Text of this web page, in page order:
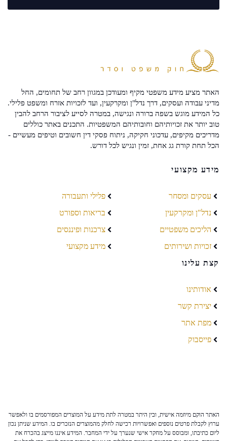
האתר מציע מידע משפטי מקיף ומעודכן במגוון רחב של תחומים, החל
מדיני עבודה ועסקים, דרך נדל"ן ומקרקעין, ועד לזכויות אזרח ומשפט פלילי.
כל המידע מוגש בשפה ברורה ונגישה, במטרה לסייע לציבור הרחב להבין
טוב יותר את זכויותיהם וחובותיהם המשפטיות. התכנים באתר כוללים
מדריכים מקיפים, עדכוני חקיקה, ניתוח פסקי דין חשובים וטיפים מעשיים -
הכל תחת קורת גג אחת, זמין ונגיש לכל דורש.
מידע מקצועי
עסקים ומסחר
נדל"ן ומקרקעין
הליכים משפטיים
זכויות ושירותים
פלילי ותעבורה
בריאות וספורט
צרכנות ופיננסים
מידע מקצועי
קצת עלינו
אודותינו
יצירת קשר
מפת אתר
פייסבוק
האתר הוקם מיוזמה אישית, ובין היתר במטרה לתת מידע על המוצרים המפורסמים בו ולאפשר
ערוץ לקבלת פרטים נוספים ואפשרויות רכישה לחלק מהמוצרים הנזכרים בו. המידע שניתן נכון
ליום כתיבתו, ומבוסס על מחקר אישי שנערך על ידי המחבר. המידע איננו מייצג בהכרח את